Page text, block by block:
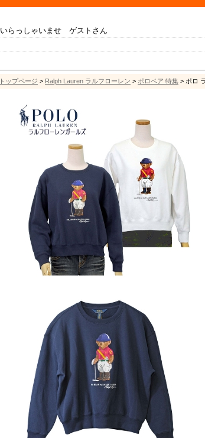
いらっしゃいませ ゲストさん
トップページ > Ralph Lauren ラルフローレン > ポロベア 特集 > ポロ